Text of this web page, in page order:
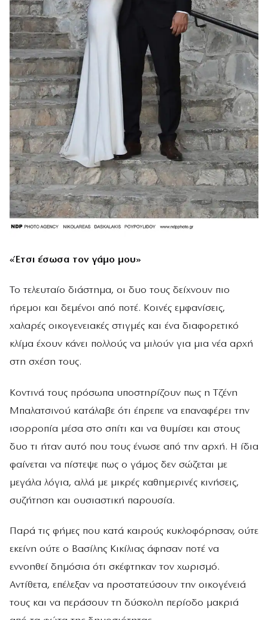
«Έτσι έσωσα τον γάμο μου»
Το τελευταίο διάστημα, οι δυο τους δείχνουν πιο
ήρεμοι και δεμένοι από ποτέ. Κοινές εμφανίσεις,
χαλαρές οικογενειακές στιγμές και ένα διαφορετικό
κλίμα έχουν κάνει πολλούς να μιλούν για μια νέα αρχή
στη σχέση τους.
Κοντινά τους πρόσωπα υποστηρίζουν πως η Τζένη
Μπαλατσινού κατάλαβε ότι έπρεπε να επαναφέρει την
ισορροπία μέσα στο σπίτι και να θυμίσει και στους
δυο τι ήταν αυτό που τους ένωσε από την αρχή. Η ίδια
φαίνεται να πίστεψε πως ο γάμος δεν σώζεται με
μεγάλα λόγια, αλλά με μικρές καθημερινές κινήσεις,
συζήτηση και ουσιαστική παρουσία.
Παρά τις φήμες που κατά καιρούς κυκλοφόρησαν, ούτε
εκείνη ούτε ο Βασίλης Κικίλιας άφησαν ποτέ να
εννοηθεί δημόσια ότι σκέφτηκαν τον χωρισμό.
Αντίθετα, επέλεξαν να προστατεύσουν την οικογένειά
τους και να περάσουν τη δύσκολη περίοδο μακριά